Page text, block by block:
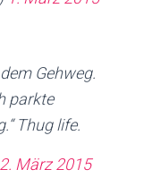
Gehweg.
parkte
Thug life.
2. März 2015